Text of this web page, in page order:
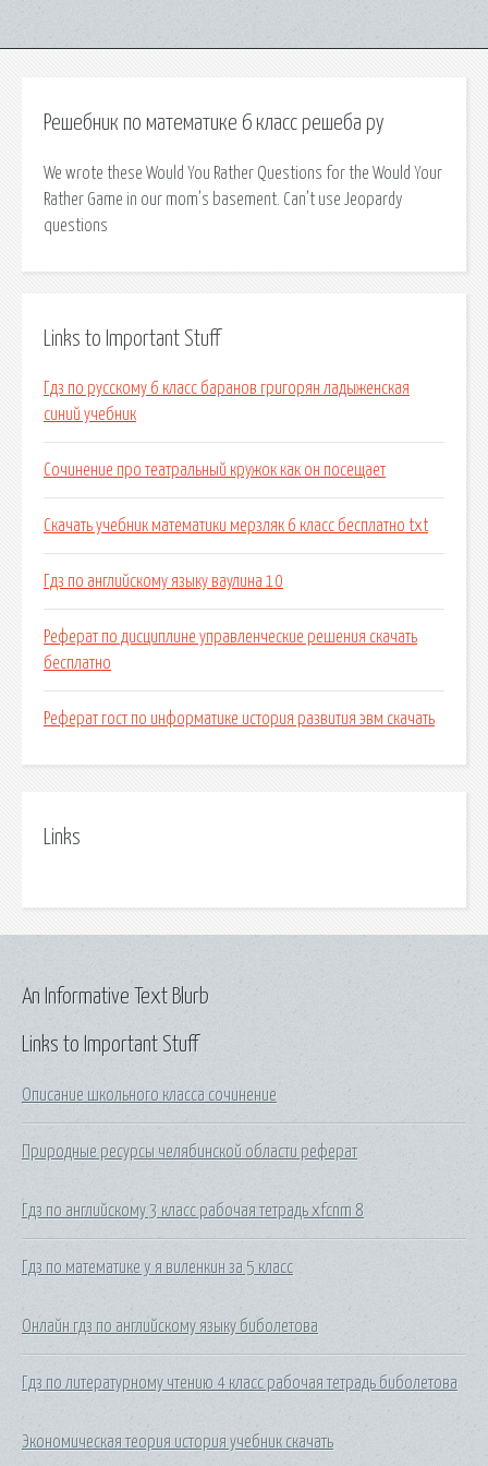
Решебник по математике 6 класс решеба ру
We wrote these Would You Rather Questions for the Would Your
Rather Game in our mom’s basement. Can’t use Jeopardy
questions
Links to Important Stuff
Гдз по русскому 6 класс баранов григорян ладыженская
синий учебник
Сочинение про театральный кружок как он посещает
Скачать учебник математики мерзляк 6 класс бесплатно txt
Гдз по английскому языку ваулина 10
Реферат по дисциплине управленческие решения скачать
бесплатно
Реферат гост по информатике история развития эвм скачать
Links
Links to Important Stuff
Описание школьного класса сочинение
Природные ресурсы челябинской области реферат
Гдз по английскому 3 класс рабочая тетрадь xfcnm 8
Гдз по математике y я виленкин за 5 класс
Онлайн гдз по английскому языку биболетова
Гдз по литературному чтению 4 класс рабочая тетрадь биболетова
Экономическая теория история учебник скачать
An Informative Text Blurb